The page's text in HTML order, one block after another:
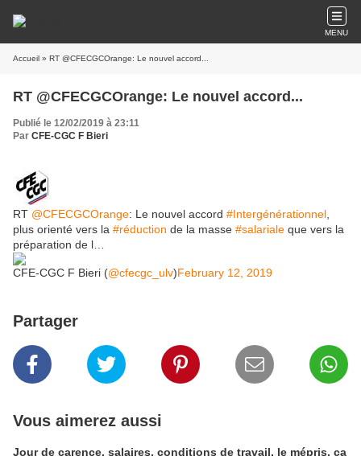
MENU
Accueil » RT @CFECGCOrange: Le nouvel accord...
RT @CFECGCOrange: Le nouvel accord...
Publié le 12/02/2019 à 23:11
Par CFE-CGC F Bieri
RT @CFECGCOrange: Le nouvel accord #Intergénérationnel
plus orienté vers la #réduction de la masse #salariale que vers la
préparation de l…
CFE-CGC F Bieri (@cfecgc_ulv)February 12, 2019
Partager
Vous aimerez aussi
Jour de carence, salaires, conditions de travail, le mépris, ça